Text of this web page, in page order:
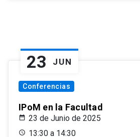
23 JUN
Conferencias
IPoM en la Facultad
23 de Junio de 2025
13:30 a 14:30